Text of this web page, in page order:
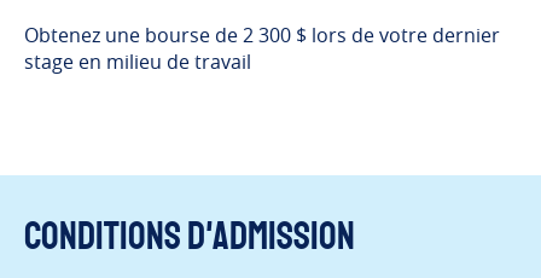
Obtenez une bourse de 2 300 $ lors de votre dernier
stage en milieu de travail
Conditions d'admission